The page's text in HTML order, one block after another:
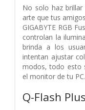
No solo haz
arte que tus
GIGABYTE RGB
controlan la
brinda a los
intentan ajustar
modos, todo esto
el monitor de tu PC.
Q-Flash Plus